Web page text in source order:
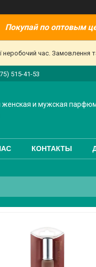
Покупай по оптовым
неробочий час. Замовлення
515-41-53
женская и мужская
КОНТАКТЫ